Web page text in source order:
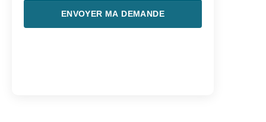
ENVOYER MA DEMANDE